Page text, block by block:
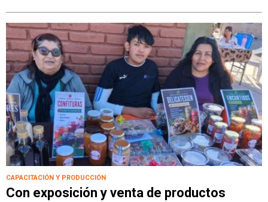
CAPACITACIÓN Y PRODUCCIÓN
Con exposición y venta de productos